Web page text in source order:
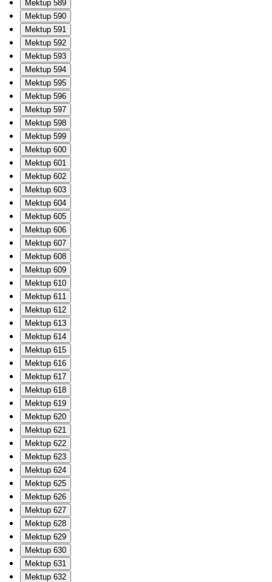
Mektup 589
Mektup 590
Mektup 591
Mektup 592
Mektup 593
Mektup 594
Mektup 595
Mektup 596
Mektup 597
Mektup 598
Mektup 599
Mektup 600
Mektup 601
Mektup 602
Mektup 603
Mektup 604
Mektup 605
Mektup 606
Mektup 607
Mektup 608
Mektup 609
Mektup 610
Mektup 611
Mektup 612
Mektup 613
Mektup 614
Mektup 615
Mektup 616
Mektup 617
Mektup 618
Mektup 619
Mektup 620
Mektup 621
Mektup 622
Mektup 623
Mektup 624
Mektup 625
Mektup 626
Mektup 627
Mektup 628
Mektup 629
Mektup 630
Mektup 631
Mektup 632